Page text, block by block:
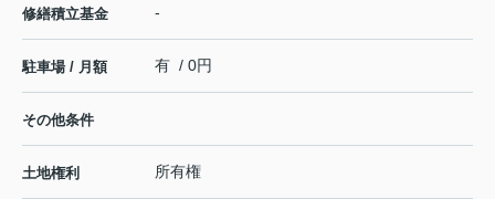
修繕積立基金 -
駐車場 / 月額 有 / 0円
その他条件
土地権利 所有権